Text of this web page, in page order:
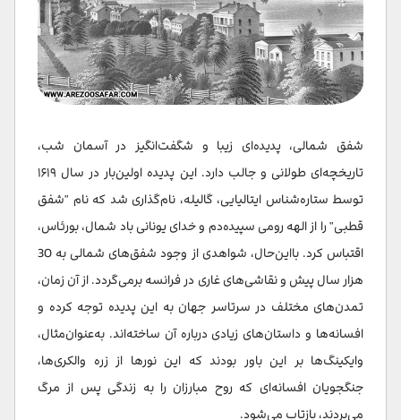
شفق شمالی، پدیده‌ای زیبا و شگفت‌انگیز در آسمان شب،
تاریخچه‌ای طولانی و جالب دارد. این پدیده اولین‌بار در سال ۱۶۱۹
توسط ستاره‌شناس ایتالیایی، گالیله، نام‌گذاری شد که نام "شفق
قطبی" را از الهه رومی سپیده‌دم و خدای یونانی باد شمال، بورئاس،
اقتباس کرد. بااین‌حال، شواهدی از وجود شفق‌های شمالی به 30
هزار سال پیش و نقاشی‌های غاری در فرانسه برمی‌گردد. از آن زمان،
تمدن‌های مختلف در سرتاسر جهان به این پدیده توجه کرده و
افسانه‌ها و داستان‌های زیادی درباره آن ساخته‌اند. به‌عنوان‌مثال،
وایکینگ‌ها بر این باور بودند که این نورها از زره والکری‌ها،
جنگجویان افسانه‌ای که روح مبارزان را به زندگی پس از مرگ
می‌بردند، بازتاب می‌شود.